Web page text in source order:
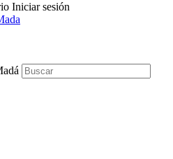
Iniciar sesión